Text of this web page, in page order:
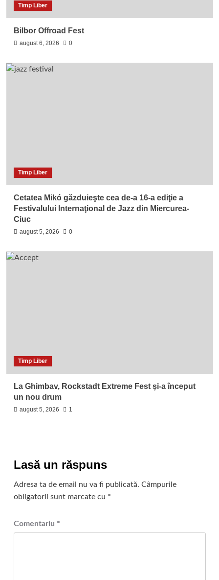
Timp Liber
Bilbor Offroad Fest
august 6, 2026 0
Timp Liber
Cetatea Mikó găzduieşte cea de-a 16-a ediţie a
Festivalului Internaţional de Jazz din Miercurea-
Ciuc
august 5, 2026 0
Timp Liber
La Ghimbav, Rockstadt Extreme Fest şi-a început
un nou drum
august 5, 2026 1
Lasă un răspuns
Adresa ta de email nu va fi publicată. Câmpurile
obligatorii sunt marcate cu *
Comentariu *